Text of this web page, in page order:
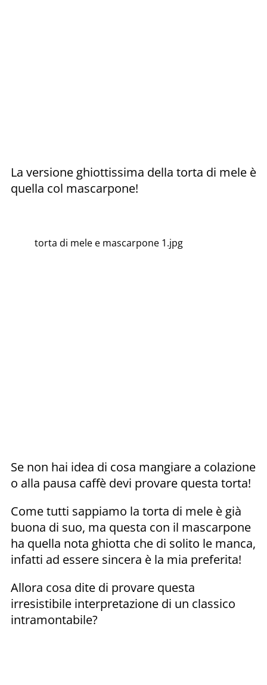
torta di mele e mascarpone 1.jpg
La versione ghiottissima della torta di mele è
quella col mascarpone!
Se non hai idea di cosa mangiare a colazione
o alla pausa caffè devi provare questa torta!
Come tutti sappiamo la torta di mele è già
buona di suo, ma questa con il mascarpone
ha quella nota ghiotta che di solito le manca,
infatti ad essere sincera è la mia preferita!
Allora cosa dite di provare questa
irresistibile interpretazione di un classico
intramontabile?